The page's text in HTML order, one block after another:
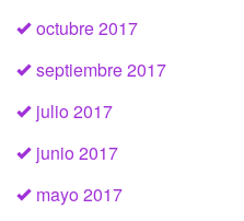
octubre 2017
septiembre 2017
julio 2017
junio 2017
mayo 2017